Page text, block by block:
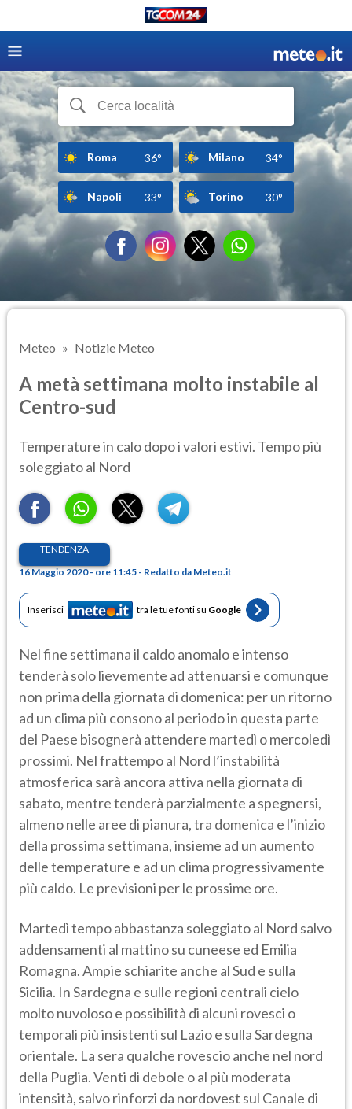
Roma 36° Milano 34°
Napoli 33° Torino 30°
Meteo Notizie Meteo
A metà settimana molto instabile al
Centro-sud
Temperature in calo dopo i valori estivi. Tempo più
soleggiato al Nord
TENDENZA
16 Maggio 2020 - ore 11:45 - Redatto da Meteo.it
Inserisci tra le tue fonti su Google
Nel fine settimana il caldo anomalo e intenso
tenderà solo lievemente ad attenuarsi e comunque
non prima della giornata di domenica: per un ritorno
ad un clima più consono al periodo in questa parte
del Paese bisognerà attendere martedì o mercoledì
prossimi. Nel frattempo al Nord l’instabilità
atmosferica sarà ancora attiva nella giornata di
sabato, mentre tenderà parzialmente a spegnersi,
almeno nelle aree di pianura, tra domenica e l’inizio
della prossima settimana, insieme ad un aumento
delle temperature e ad un clima progressivamente
più caldo. Le previsioni per le prossime ore.
Martedì tempo abbastanza soleggiato al Nord salvo
addensamenti al mattino su cuneese ed Emilia
Romagna. Ampie schiarite anche al Sud e sulla
Sicilia. In Sardegna e sulle regioni centrali cielo
molto nuvoloso e possibilità di alcuni rovesci o
temporali più insistenti sul Lazio e sulla Sardegna
orientale. La sera qualche rovescio anche nel nord
della Puglia. Venti di debole o al più moderata
intensità, salvo rinforzi da nordovest sul Canale di